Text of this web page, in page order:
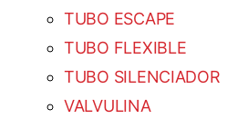
TUBO ESCAPE
TUBO FLEXIBLE
TUBO SILENCIADOR
VALVULINA